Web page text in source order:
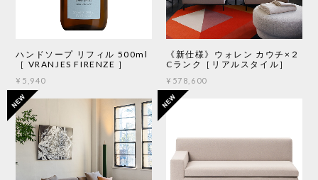
ハンドソープ リフィル 500ml
［ VRANJES FIRENZE ］
¥5,940
《新仕様》ウォレン カウチ×２
Cランク［リアルスタイル］
¥578,600